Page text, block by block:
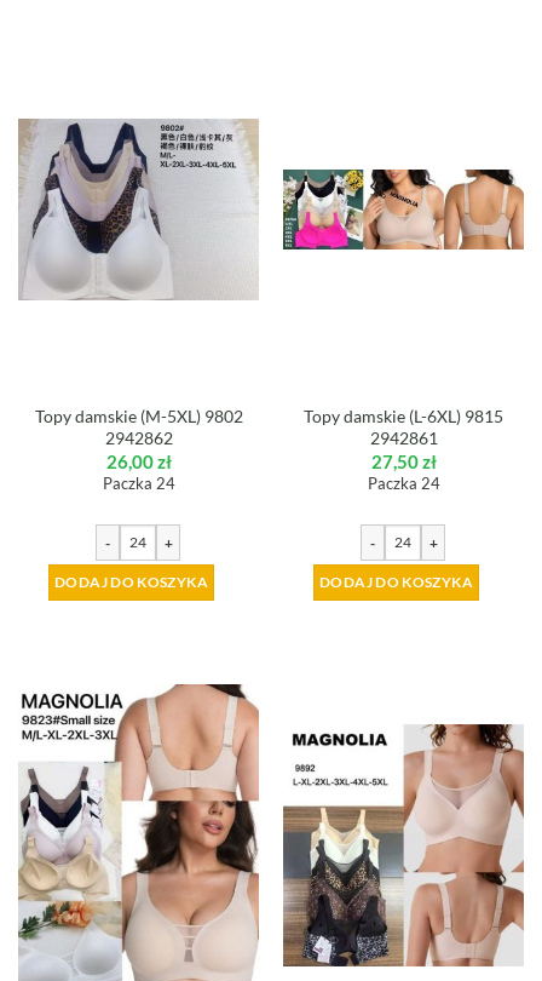
Topy damskie (M-5XL) 9802
2942862
26,00zł
Paczka 24
- +
DODAJ DO KOSZYKA
Topy damskie (L-6XL) 9815
2942861
27,50zł
Paczka 24
- +
DODAJ DO KOSZYKA